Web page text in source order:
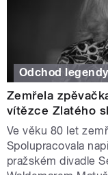
Odchod legendy
Zemřela
vítězce Zlatého
Ve věku 80 let
Spolupracovala
pražském divadle